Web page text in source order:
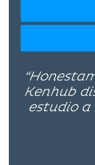
Kenhub
estudio a